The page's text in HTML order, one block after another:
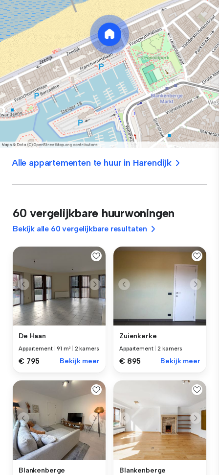
Alle appartementen te huur in Harendijk
60 vergelijkbare huurwoningen
Bekijk alle 60 vergelijkbare resultaten
De Haan
Appartement |91 m² 2 kamers
€ 795 Bekijk meer
Zuienkerke
Appartement |2 kamers
€ 895 Bekijk meer
Blankenberge Blankenberge